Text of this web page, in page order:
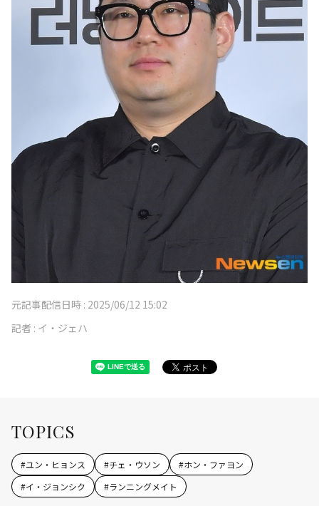
元記事配信日時 : 2025/06/12 15:02
記者 : イ・ジェハ
TOPICS
#ユン・ヒョンス #チェ・ウソン #ホン・ファヨン
#イ・ジョンシク #ランニングメイト